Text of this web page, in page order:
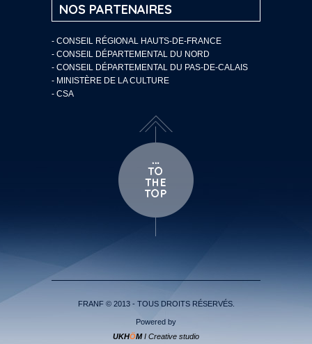
NOS PARTENAIRES
- CONSEIL RÉGIONAL HAUTS-DE-FRANCE
- CONSEIL DÉPARTEMENTAL DU NORD
- CONSEIL DÉPARTEMENTAL DU PAS-DE-CALAIS
- MINISTÈRE DE LA CULTURE
- CSA
FRANF © 2013 - TOUS DROITS RÉSERVÉS.
Powered by
UKHÖMI Creative studio